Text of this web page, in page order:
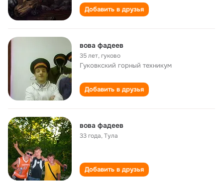
Добавить в друзья
вова фадеев
35 лет,гуково
Гуковкский горный техникум
Добавить в друзья
вова фадеев
33 года,Тула
Добавить в друзья